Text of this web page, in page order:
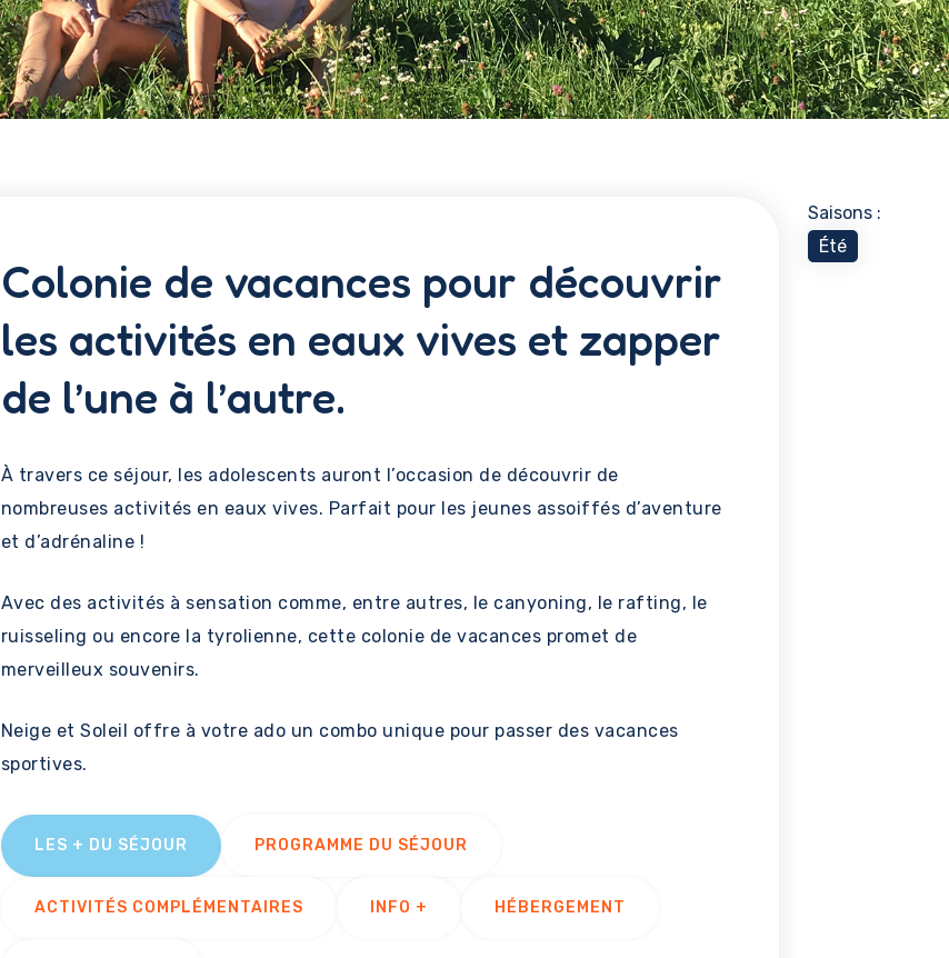
Colonie de vacances pour découvrir
les activités en eaux vives et zapper
de l’une à l’autre.
À travers ce séjour, les adolescents auront l’occasion de découvrir de
nombreuses activités en eaux vives. Parfait pour les jeunes assoiffés d’aventure
et d’adrénaline !
Avec des activités à sensation comme, entre autres, le canyoning, le rafting, le
ruisseling ou encore la tyrolienne, cette colonie de vacances promet de
merveilleux souvenirs.
Neige et Soleil offre à votre ado un combo unique pour passer des vacances
sportives.
LES + DU SÉJOUR PROGRAMME DU SÉJOUR
ACTIVITÉS COMPLÉMENTAIRES INFO + HÉBERGEMENT
Saisons :
Été